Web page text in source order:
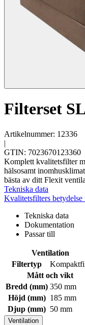
Filterset
Artikelnummer: 12336
|
GTIN: 7023670123360
Komplett kvalitetsfilter
hälsosamt
bästa av ditt Flexit
Tekniska data
Kvalitetsfilters
Tekniska data
Dokumentation
Passar till
Ventilation
Filtertyp
Mått och vikt
Bredd (mm) 350 mm
Höjd (mm) 185 mm
Djup (mm) 50 mm
Ventilation